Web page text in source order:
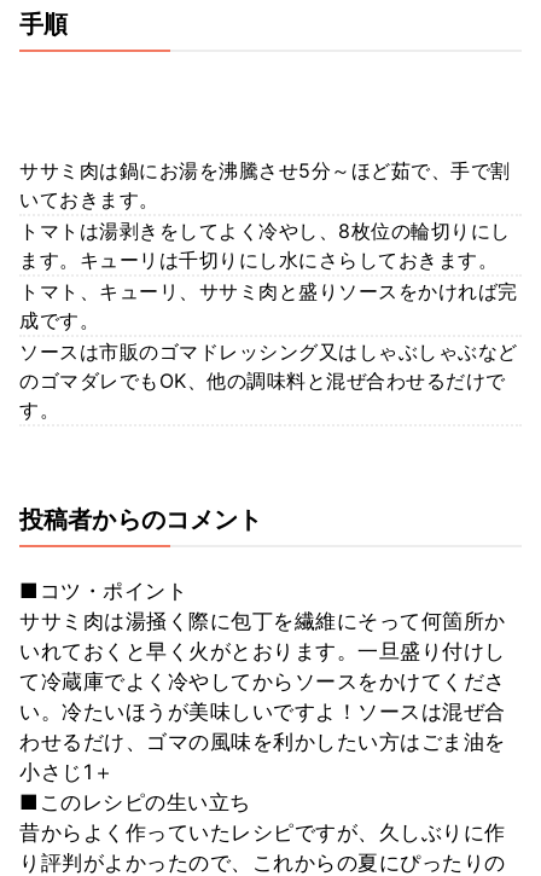
手順
ササミ肉は鍋にお湯を沸騰させ5分～ほど茹で、手で割
いておきます。
トマトは湯剥きをしてよく冷やし、8枚位の輪切りにし
ます。キューリは千切りにし水にさらしておきます。
トマト、キューリ、ササミ肉と盛りソースをかければ完
成です。
ソースは市販のゴマドレッシング又はしゃぶしゃぶなど
のゴマダレでもOK、他の調味料と混ぜ合わせるだけで
す。
投稿者からのコメント
■コツ・ポイント
ササミ肉は湯掻く際に包丁を繊維にそって何箇所か
いれておくと早く火がとおります。一旦盛り付けし
て冷蔵庫でよく冷やしてからソースをかけてくださ
い。冷たいほうが美味しいですよ！ソースは混ぜ合
わせるだけ、ゴマの風味を利かしたい方はごま油を
小さじ1＋
■このレシピの生い立ち
昔からよく作っていたレシピですが、久しぶりに作
り評判がよかったので、これからの夏にぴったりの